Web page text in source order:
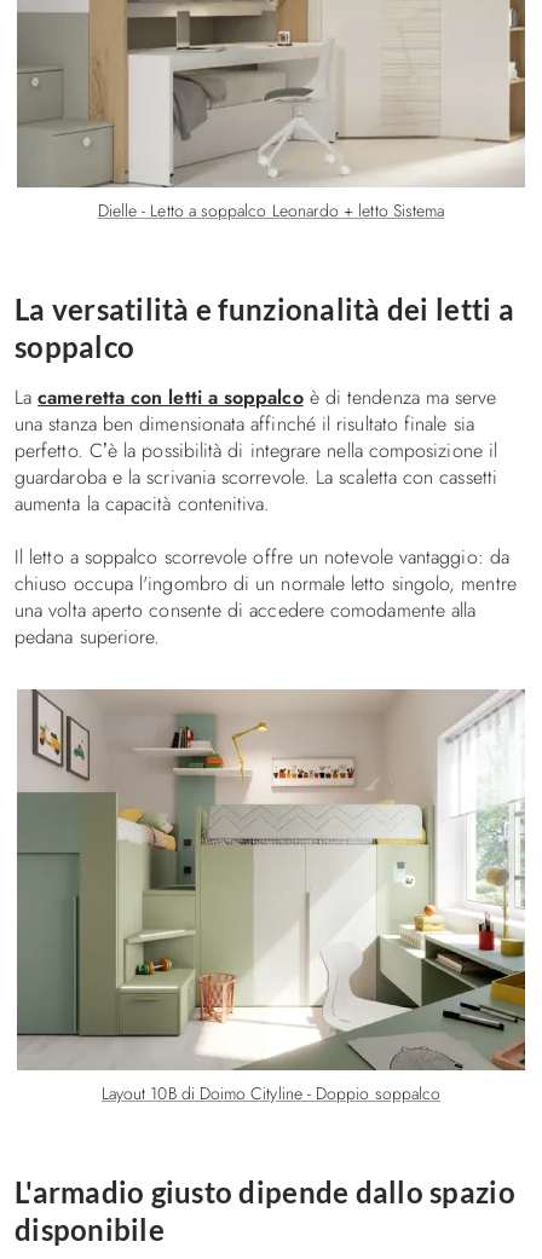
Dielle - Letto a soppalco Leonardo + letto Sistema
La versatilità e funzionalità dei letti a
soppalco
Lacameretta con letti a soppalcoè di tendenza ma serve
una stanza ben dimensionata affinché il risultato finale sia
perfetto. C’è la possibilità di integrare nella composizione il
guardaroba e la scrivania scorrevole. La scaletta con cassetti
aumenta la capacità contenitiva.
Il letto a soppalco scorrevole offre un notevole vantaggio: da
chiuso occupa l'ingombro di un normale letto singolo, mentre
una volta aperto consente di accedere comodamente alla
pedana superiore.
Layout 10B di Doimo Cityline - Doppio soppalco
L'armadio giusto dipende dallo spazio
disponibile